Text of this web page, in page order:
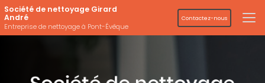
Aller
au
contenu
principal
Société de nettoyage Girard
André
Entreprise de nettoyage à Pont-Évêque
Contactez-nous